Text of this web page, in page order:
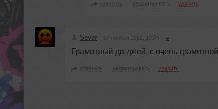
ответить редактировать удалить
Sever 07 ноября 2022, 10:05 #
Грамотный ди-джей, с очень
ответить редактировать удалить